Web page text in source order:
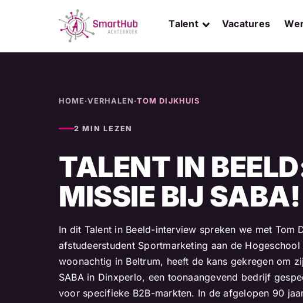
Talent Vacatures
HOME ·VERHALEN ·TOM DIJKHUIS
2 MIN LEZEN
TALENT IN
MISSIE BIJ SABA!
In dit Talent in Beeld-interview spreken we met Tom
afstudeerstudent Sportmarketing aan de
woonachtig in Beltrum, heeft de kans gekregen om
SABA in Dinxperlo, een toonaangevend bedrijf
voor specifieke B2B-markten. In de afgelopen 90